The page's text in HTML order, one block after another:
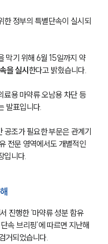
한 정부의 특별단속이 실시되
막기 위해 6월 15일까지 약
을 실시한다고 밝혔습니다.
료용 마약류 오남용 차단 등
발표입니다.
공조가 필요한 부문은 관계기
전문 영역에서도 개별적인
입니다.
진행한 ‘마약류 성분 함유
속 브리핑’에 따르면 지난해
거되었습니다.